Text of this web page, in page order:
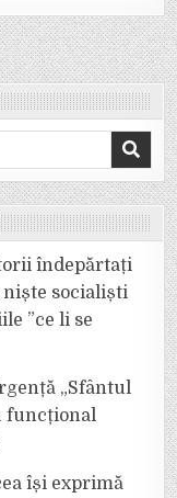
îndepărtați
niște socialiști
”ce li se
„Sfântul
funcțional
își exprimă